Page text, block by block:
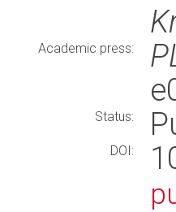
Academic press:
Status:
DOI: